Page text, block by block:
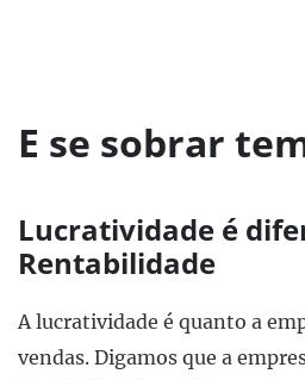
E se sobrar
Lucratividade é
Rentabilidade
A lucratividade é quanto a
vendas. Digamos que a